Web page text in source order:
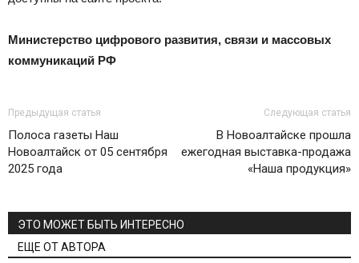
Министерство цифрового развития, связи и массовых
коммуникаций РФ
Предыдущая статья
Полоса газеты Наш
Новоалтайск от 05 сентября
2025 года
Следующая статья
В Новоалтайске прошла
ежегодная выставка-продажа
«Наша продукция»
ЭТО МОЖЕТ БЫТЬ ИНТЕРЕСНО
ЕЩЕ ОТ АВТОРА